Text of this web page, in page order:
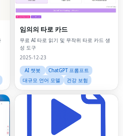
임의의 타로 카드
무료 AI 타로 읽기 및 무작위 타로 카드 생
성 도구
2025-12-23
AI 챗봇
ChatGPT 프롬프트
대규모 언어 모델
건강 보험